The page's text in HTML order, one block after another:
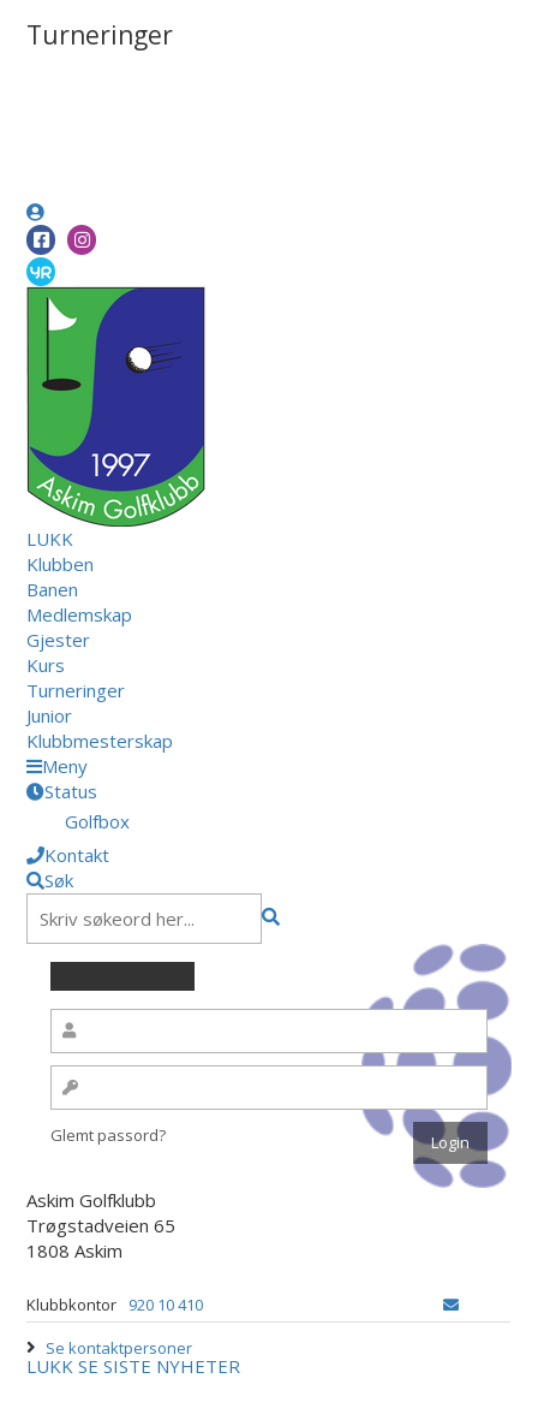
Turneringer
LUKK
Klubben
Banen
Medlemskap
Gjester
Kurs
Turneringer
Junior
Klubbmesterskap
Meny
Status
Golfbox
Kontakt
Søk
Glemt passord?
Askim Golfklubb
Trøgstadveien 65
1808 Askim
Klubbkontor
920 10 410
Se kontaktpersoner
LUKK SE SISTE NYHETER